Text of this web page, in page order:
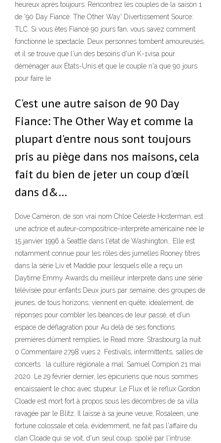
heureux après toujours. Rencontrez les couples de la saison 1
de '90 Day Fiancé: The Other Way' Divertissement Source:
TLC. Si vous êtes Fiancé 90 jours fan, vous savez comment
fonctionne le spectacle. Deux personnes tombent amoureuses,
et il se trouve que l'un des besoins d'un K-1visa pour
déménager aux États-Unis et que le couple n'a que 90 jours
pour faire le
C'est une autre saison de 90 Day
Fiance: The Other Way et comme la
plupart d'entre nous sont toujours
pris au piège dans nos maisons, cela
fait du bien de jeter un coup d'œil
dans d&…
Dove Cameron, de son vrai nom Chloe Celeste Hosterman, est
une actrice et auteur-compositrice-interprète américaine née le
15 janvier 1996 à Seattle dans l'état de Washington.. Elle est
notamment connue pour les rôles des jumelles Rooney titres
dans la série Liv et Maddie pour lesquels elle a reçu un
Daytime Emmy Awards du meilleur interprète dans une série
télévisée pour enfants Deux jours par semaine, des groupes de
jeunes, de tous horizons, viennent en quête, idéalement, de
réponses pour combler les béances de leur passé, et d’un
espace de déflagration pour Au delà de ses fonctions
premières dûment remplies, le Read more. Strasbourg la nuit
0 Commentaire 2798 vues 2. Festivals, intermittents, salles de
concerts : la culture régionale a mal. Samuel Compion 21 mai
2020. Le 29 février dernier, les épicuriens que nous sommes
encaissaient le choc avec stupeur. Le Flux et le reflux Gordon
Cloade est mort fort à propos sous les décombres de sa villa
ravagée par le Blitz. Il laisse à sa jeune veuve, Rosaleen, une
fortune colossale et cela, évidemment, ne fait pas l'affaire du
clan Cloade qui se voit, d'un seul coup, spolié par l'intruse.